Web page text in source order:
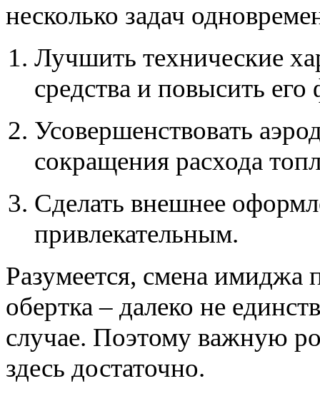
несколько задач
Лучшить технические
средства и повысить
Усовершенствовать
сокращения расхода
Сделать внешнее
привлекательным.
Разумеется, смена имиджа
обертка – далеко не
случае. Поэтому важную
здесь достаточно.